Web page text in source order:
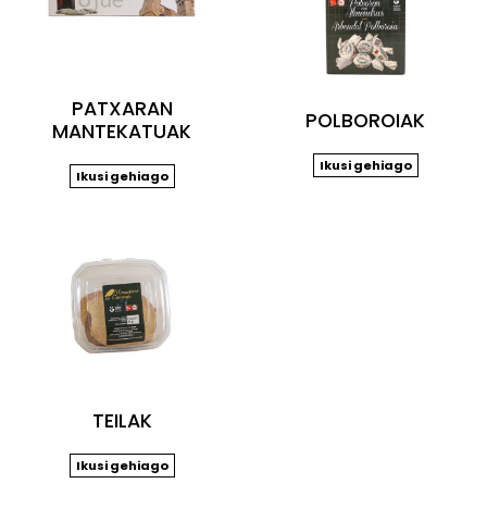
PATXARAN
MANTEKATUAK
Ikusi gehiago
POLBOROIAK
Ikusi gehiago
TEILAK
Ikusi gehiago